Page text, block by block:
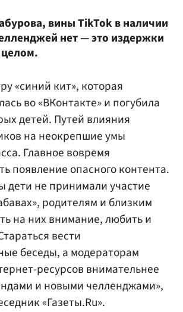
вины TikTok в наличии
нет — это издержки
целом.
«синий кит», которая
во «ВКонтакте» и погубила
детей. Путей влияния
на неокрепшие умы
Главное вовремя
появление опасного контента.
дети не принимали участие
родителям и близким
на них внимание, любить и
вести
беседы, а модераторам
ресурсов внимательнее
и новыми челленджами»,
«Газеты.Ru».